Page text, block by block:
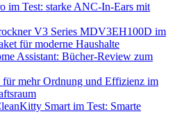
im Test: starke ANC-In-Ears mit
V3 Series MDV3EH100D im
für moderne Haushalte
Assistant: Bücher-Review zum
für mehr Ordnung und Effizienz im
Smart im Test: Smarte